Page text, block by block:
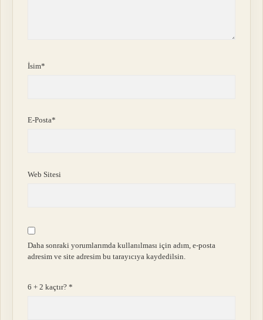
İsim*
E-Posta*
Web Sitesi
Daha sonraki yorumlarımda kullanılması için adım, e-posta
adresim ve site adresim bu tarayıcıya kaydedilsin.
6 + 2 kaçtır?*